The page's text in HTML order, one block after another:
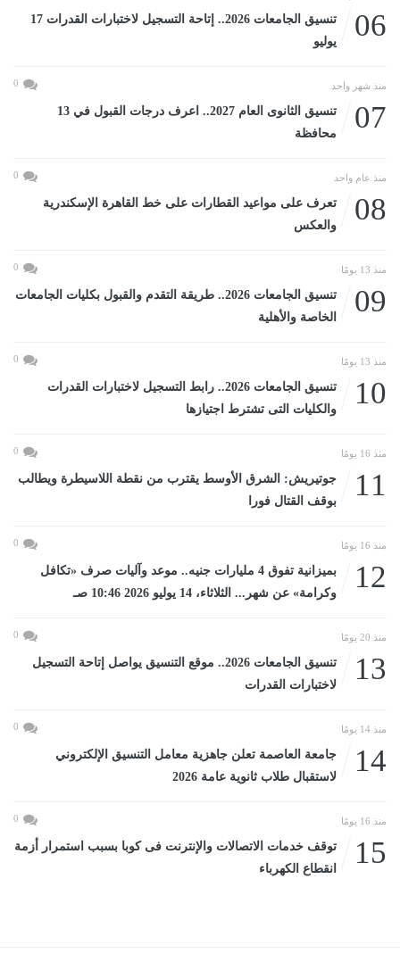
06
تنسيق الجامعات 2026.. إتاحة التسجيل لاختبارات القدرات 17
يوليو
منذ شهر واحد 0
07
تنسيق الثانوى العام 2027.. اعرف درجات القبول في 13
محافظة
منذ عام واحد 0
08
تعرف على مواعيد القطارات على خط القاهرة الإسكندرية
والعكس
منذ 13 يومًا 0
09
تنسيق الجامعات 2026.. طريقة التقدم والقبول بكليات الجامعات
الخاصة والأهلية
منذ 13 يومًا 0
10
تنسيق الجامعات 2026.. رابط التسجيل لاختبارات القدرات
والكليات التى تشترط اجتيازها
منذ 16 يومًا 0
11
جوتيريش: الشرق الأوسط يقترب من نقطة اللاسيطرة ويطالب
بوقف القتال فورا
منذ 16 يومًا 0
12
بميزانية تفوق 4 مليارات جنيه.. موعد وآليات صرف «تكافل
وكرامة» عن شهر... الثلاثاء، 14 يوليو 2026 10:46 صـ
منذ 20 يومًا 0
13
تنسيق الجامعات 2026.. موقع التنسيق يواصل إتاحة التسجيل
لاختبارات القدرات
منذ 14 يومًا 0
14
جامعة العاصمة تعلن جاهزية معامل التنسيق الإلكتروني
لاستقبال طلاب ثانوية عامة 2026
منذ 16 يومًا 0
15
توقف خدمات الاتصالات والإنترنت فى كوبا بسبب استمرار أزمة
انقطاع الكهرباء